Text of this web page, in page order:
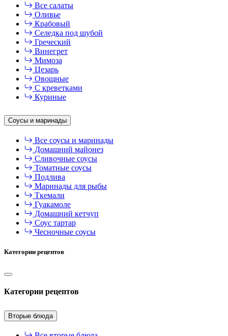
Все салаты
Оливье
Крабовый
Селедка под шубой
Греческий
Винегрет
Мимоза
Цезарь
Овощные
С креветками
Куриные
Соусы и маринады
Все соусы и маринады
Домашний майонез
Сливочные соусы
Томатные соусы
Подлива
Маринады для рыбы
Ткемали
Гуакамоле
Домашний кетчуп
Соус тартар
Чесночные соусы
Категории рецептов
Категории рецептов
Вторые блюда